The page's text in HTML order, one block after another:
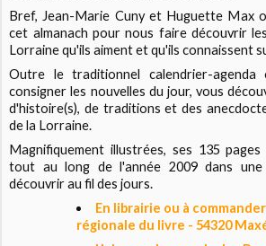
Bref, Jean-Marie Cuny et Huguette Max
cet almanach pour nous faire découvrir
Lorraine qu'ils aiment et qu'ils connaissent
Outre le traditionnel calendrier-
consigner les nouvelles du jour, vous
d'histoire(s), de traditions et des
de la Lorraine.
Magnifiquement illustrées, ses 135
tout au long de l'année 2009 dans
découvrir au fil des jours.
En librairie ou à
régionale du livre - 54320